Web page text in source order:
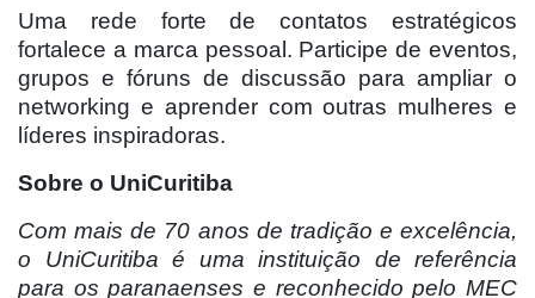
Uma rede forte de contatos estratégicos
fortalece a marca pessoal. Participe de eventos,
grupos e fóruns de discussão para ampliar o
networking e aprender com outras mulheres e
líderes inspiradoras.
Sobre o UniCuritiba
Com mais de 70 anos de tradição e excelência,
o UniCuritiba é uma instituição de referência
para os paranaenses e reconhecido pelo MEC